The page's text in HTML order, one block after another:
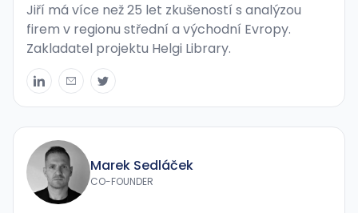
Jiří má více než 25 let zkušeností s analýzou
firem v regionu střední a východní Evropy.
Zakladatel projektu Helgi Library.
Marek Sedláček
CO-FOUNDER